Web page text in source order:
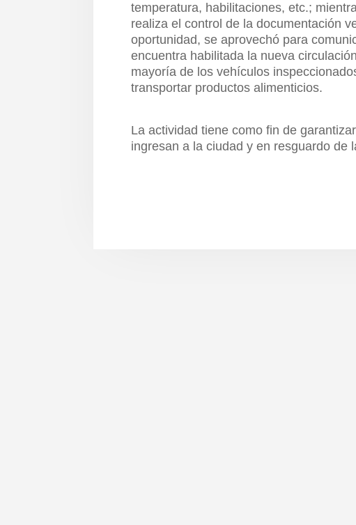
temperatura, habilitaciones, etc.;
realiza el control de la documentación
oportunidad, se aprovechó para
encuentra habilitada la nueva
mayoría de los vehículos
transportar productos alimenticios.
La actividad tiene como fin de
ingresan a la ciudad y en resguardo de